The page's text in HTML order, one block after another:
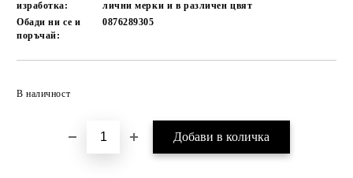
изработка:
лични мерки и в различен цвят
Обади ни се и
поръчай:
0876289305
В наличност